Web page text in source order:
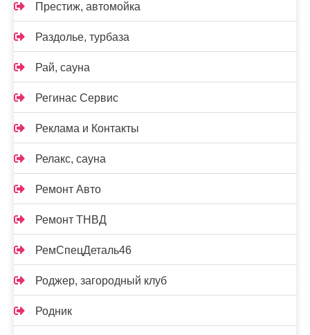
Престиж, автомойка
Раздолье, турбаза
Рай, сауна
Регинас Сервис
Реклама и Контакты
Релакс, сауна
Ремонт Авто
Ремонт ТНВД
РемСпецДеталь46
Роджер, загородный клуб
Родник